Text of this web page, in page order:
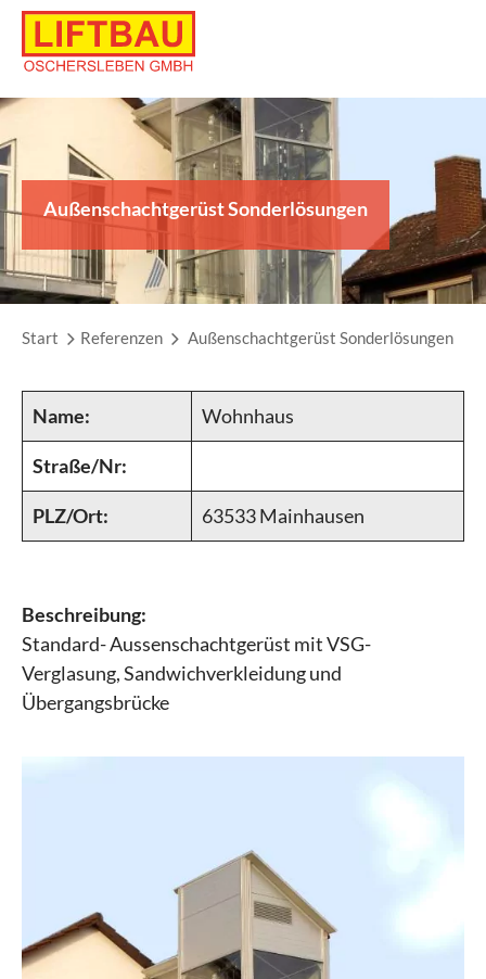
Skip
content
Außenschachtgerüst Sonderlösungen
Start Referenzen Außenschachtgerüst Sonderlösungen
Name: Wohnhaus
Straße/Nr:
PLZ/Ort: 63533 Mainhausen
Beschreibung:
Standard- Aussenschachtgerüst mit VSG-
Verglasung, Sandwichverkleidung und
Übergangsbrücke